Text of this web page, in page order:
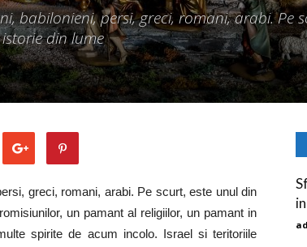
babilonieni, persi, greci, romani, arabi. Pe
din lume
greci, romani, arabi. Pe scurt, este unul din
un pamant al religiilor, un pamant in
spirite de acum incolo. Israel si teritoriile